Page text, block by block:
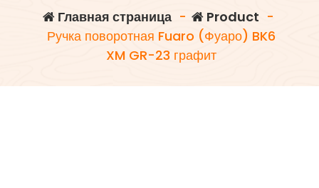
Главная страница - Product -
Ручка поворотная Fuaro (Фуаро) BK6
XM GR-23 графит